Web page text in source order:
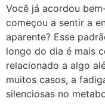
Você já acordou
começou a sentir a
aparente? Esse
longo do dia é mais
relacionado a algo
muitos casos, a
silenciosas no